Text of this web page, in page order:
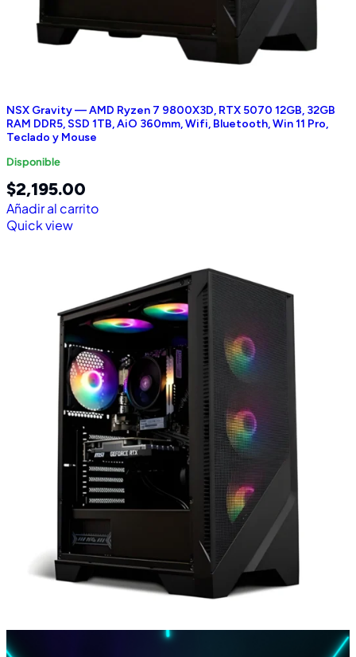
NSX Gravity — AMD Ryzen 7 9800X3D, RTX 5070 12GB, 32GB
RAM DDR5, SSD 1TB, AiO 360mm, Wifi, Bluetooth, Win 11 Pro,
Teclado y Mouse
Disponible
$2,195.00
Añadir al carrito
Quick view